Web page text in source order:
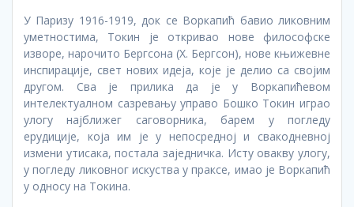
У Паризу 1916-1919, док се Воркапић бавио ликовним
уметностима, Токин је откривао нове философске
изворе, нарочито Бергсона (Х. Бергсон), нове књижевне
инспирације, свет нових идеја, које је делио са својим
другом. Сва је прилика да је у Воркапићевом
интелектуалном сазревању управо Бошко Токин играо
улогу најближег саговорника, барем у погледу
ерудиције, која им је у непосредној и свакодневној
измени утисака, постала заједничка. Исту овакву улогу,
у погледу ликовног искуства у праксе, имао је Воркапић
у односу на Токина.